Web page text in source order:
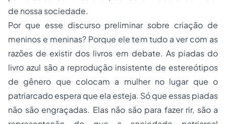
de nossa sociedade.
Por que esse discurso preliminar sobre criação de
meninos e meninas? Porque ele tem tudo a ver com as
razões de existir dos livros em debate. As piadas do
livro azul são a reprodução insistente de estereótipos
de gênero que colocam a mulher no lugar que o
patriarcado espera que ela esteja. Só que essas piadas
não são engraçadas. Elas não são para fazer rir, são a